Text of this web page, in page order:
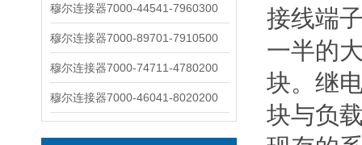
穆尔连接器7000-44541-7960300
穆尔连接器7000-89701-7910500
穆尔连接器7000-74711-4780200
穆尔连接器7000-46041-8020200
接线端
一半的
块。继
块与负